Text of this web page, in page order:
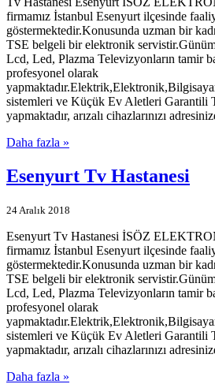
firmamız İstanbul Esenyurt ilçesinde
göstermektedir.Konusunda uzman bir
TSE belgeli bir elektronik
Lcd, Led, Plazma Televizyonların tamir
profesyonel olarak
sistemleri ve Küçük Ev Aletleri Garantili
yapmaktadır, arızalı cihazlarınızı
Daha fazla »
Esenyurt Tv Hastanesi
24 Aralık 2018
Esenyurt Tv Hastanesi İSÖZ
firmamız İstanbul Esenyurt ilçesinde
göstermektedir.Konusunda uzman bir
TSE belgeli bir elektronik
Lcd, Led, Plazma Televizyonların tamir
profesyonel olarak
sistemleri ve Küçük Ev Aletleri Garantili
yapmaktadır, arızalı cihazlarınızı
Daha fazla »